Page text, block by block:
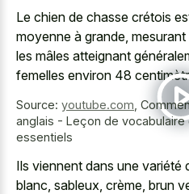
Le chien de chasse crétois
moyenne à grande,
les mâles atteignant
femelles environ 48
Source: youtube.com
anglais - Leçon de
essentiels
Ils viennent dans une variété
blanc, sableux, crème, brun